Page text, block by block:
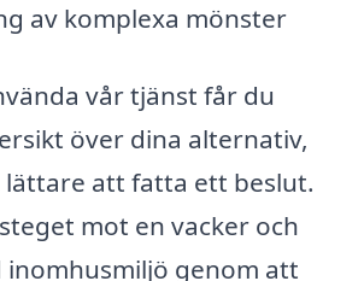
av komplexa mönster
vår tjänst får du
över dina alternativ,
att fatta ett beslut.
mot en vacker och
genom att